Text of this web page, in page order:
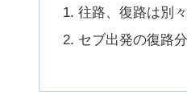
往路、復路は別
セブ出発の復路